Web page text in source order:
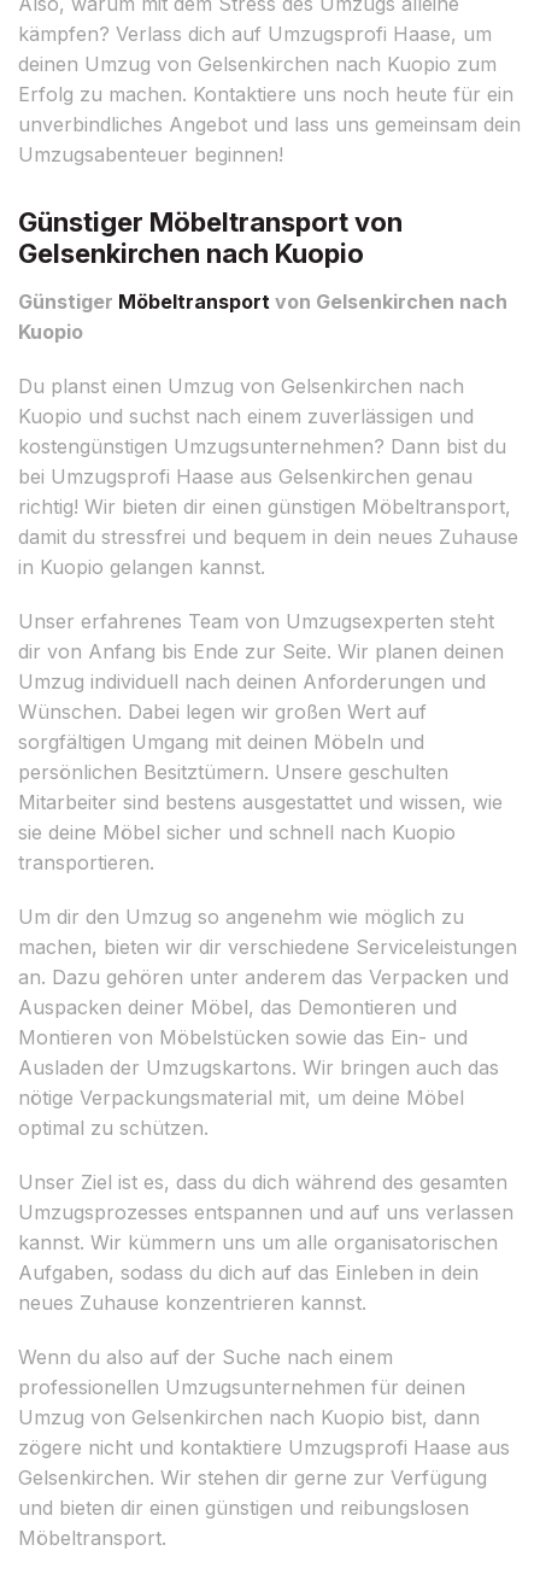
kämpfen? Verlass dich auf Umzugsprofi Haase, um
deinen Umzug von Gelsenkirchen nach Kuopio zum
Erfolg zu machen. Kontaktiere uns noch heute für ein
unverbindliches Angebot und lass uns gemeinsam dein
Umzugsabenteuer beginnen!
Günstiger Möbeltransport von
Gelsenkirchen nach Kuopio
Günstiger Möbeltransport von Gelsenkirchen nach
Kuopio
Du planst einen Umzug von Gelsenkirchen nach
Kuopio und suchst nach einem zuverlässigen und
kostengünstigen Umzugsunternehmen? Dann bist du
bei Umzugsprofi Haase aus Gelsenkirchen genau
richtig! Wir bieten dir einen günstigen Möbeltransport,
damit du stressfrei und bequem in dein neues Zuhause
in Kuopio gelangen kannst.
Unser erfahrenes Team von Umzugsexperten steht
dir von Anfang bis Ende zur Seite. Wir planen deinen
Umzug individuell nach deinen Anforderungen und
Wünschen. Dabei legen wir großen Wert auf
sorgfältigen Umgang mit deinen Möbeln und
persönlichen Besitztümern. Unsere geschulten
Mitarbeiter sind bestens ausgestattet und wissen, wie
sie deine Möbel sicher und schnell nach Kuopio
transportieren.
Um dir den Umzug so angenehm wie möglich zu
machen, bieten wir dir verschiedene Serviceleistungen
an. Dazu gehören unter anderem das Verpacken und
Auspacken deiner Möbel, das Demontieren und
Montieren von Möbelstücken sowie das Ein- und
Ausladen der Umzugskartons. Wir bringen auch das
nötige Verpackungsmaterial mit, um deine Möbel
optimal zu schützen.
Unser Ziel ist es, dass du dich während des gesamten
Umzugsprozesses entspannen und auf uns verlassen
kannst. Wir kümmern uns um alle organisatorischen
Aufgaben, sodass du dich auf das Einleben in dein
neues Zuhause konzentrieren kannst.
Wenn du also auf der Suche nach einem
professionellen Umzugsunternehmen für deinen
Umzug von Gelsenkirchen nach Kuopio bist, dann
zögere nicht und kontaktiere Umzugsprofi Haase aus
Gelsenkirchen. Wir stehen dir gerne zur Verfügung
und bieten dir einen günstigen und reibungslosen
Möbeltransport.